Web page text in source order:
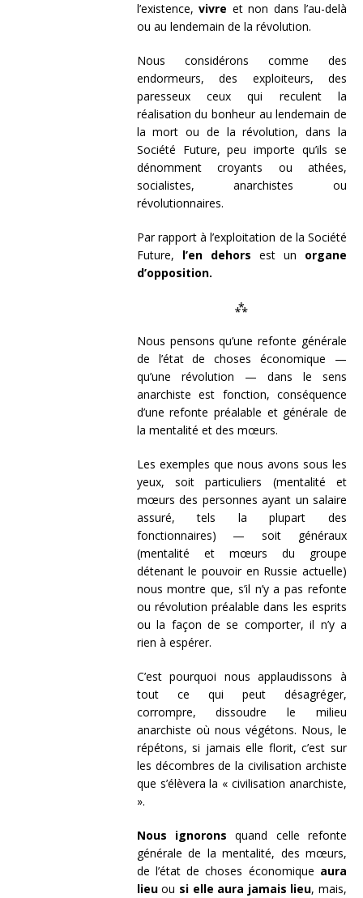
l’existence,vivre et non dans l’au-delà
ou au lendemain de la révolution.
Nous considérons comme des
endormeurs, des exploiteurs, des
paresseux ceux qui reculent la
réalisation du bonheur au lendemain de
la mort ou de la révolution, dans la
Société Future, peu importe qu’ils se
dénomment croyants ou athées,
socialistes, anarchistes ou
révolutionnaires.
Par rapport à l’exploitation de la Société
Future, l’en dehors est un organe
d’opposition.
⁂
Nous pensons qu’une refonte générale
de l’état de choses économique —
qu’une révolution — dans le sens
anarchiste est fonction, conséquence
d’une refonte préalable et générale de
la mentalité et des mœurs.
Les exemples que nous avons sous les
yeux, soit particuliers (mentalité et
mœurs des personnes ayant un salaire
assuré, tels la plupart des
fonctionnaires) — soit généraux
(mentalité et mœurs du groupe
détenant le pouvoir en Russie actuelle)
nous montre que, s’il n’y a pas refonte
ou révolution préalable dans les esprits
ou la façon de se comporter, il n’y a
rien à espérer.
C’est pourquoi nous applaudissons à
tout ce qui peut désagréger,
corrompre, dissoudre le milieu
anarchiste où nous végétons. Nous, le
répétons, si jamais elle florit, c’est sur
les décombres de la civilisation archiste
que s’élèvera la « civilisation anarchiste,
».
Nous ignorons quand celle refonte
générale de la mentalité, des mœurs,
de l’état de choses économique aura
lieuou si elle aura jamais lieu, mais,